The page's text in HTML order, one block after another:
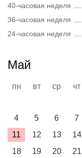
40-часовая неделя
36-часовая неделя
24-часовая неделя
Май
пн вт ср чт
4
5 6 7
11
12 13 14
18
19 20 21